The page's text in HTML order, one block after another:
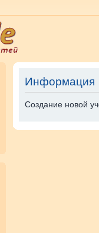
Информация
Создание новой